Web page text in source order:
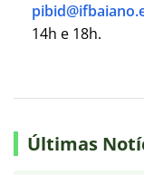
14h e 18h.
Últimas